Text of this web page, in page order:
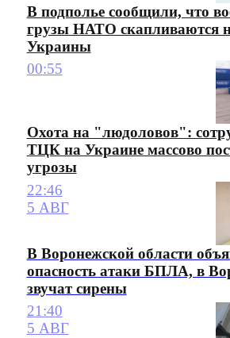
В подполье сообщили, что
грузы НАТО скапливаются
Украины
00:55
Охота на "людоловов":
ТЦК на Украине массово
угрозы
22:46
5 АВГ
В Воронежской области
опасность атаки БПЛА, в
звучат сирены
21:40
5 АВГ